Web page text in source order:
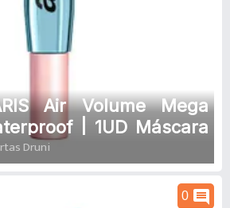
Air Volume Mega
| 1UD Máscara
Druni
0 comment